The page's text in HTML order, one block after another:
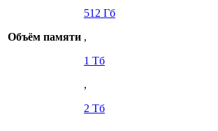
Объём памяти
512 Гб
,
1 Тб
,
2 Тб